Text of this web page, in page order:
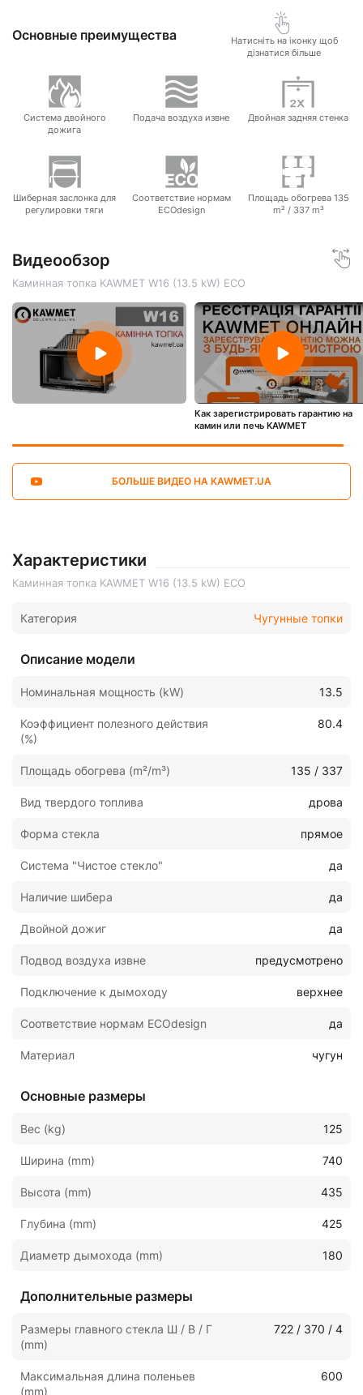
Основные преимущества
Натисніть на іконку щоб
дізнатися більше
Система двойного
дожига
Подача воздуха извне Двойная задняя стенка
Шиберная заслонка для
регулировки тяги
Соответствие нормам
ECOdesign
Площадь обогрева 135
m² / 337 m³
Видеообзор
Каминная топка KAWMET W16 (13.5 kW) ECO
Как зарегистрировать гарантию на
камин или печь KAWMET
БОЛЬШЕ ВИДЕО НА KAWMET.UA
Характеристики
Каминная топка KAWMET W16 (13.5 kW) ECO
Категория Чугунные топки
Описание модели
Номинальная мощность (kW) 13.5
Коэффициент полезного действия
(%)
80.4
Площадь обогрева (m²/m³) 135 / 337
Вид твердого топлива дрова
Форма стекла прямое
Система "Чистое стекло" да
Наличие шибера да
Двойной дожиг да
Подвод воздуха извне предусмотрено
Подключение к дымоходу верхнее
Соответствие нормам ECOdesign да
Материал чугун
Основные размеры
Вес (kg) 125
Ширина (mm) 740
Высота (mm) 435
Глубина (mm) 425
Диаметр дымохода (mm) 180
Дополнительные размеры
Размеры главного стекла Ш / В / Г
(mm)
722 / 370 / 4
Максимальная длина поленьев
(mm)
600